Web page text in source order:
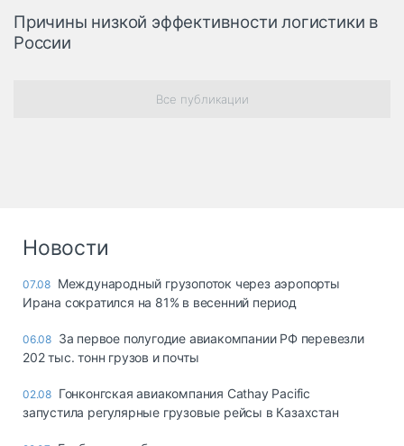
Причины низкой эффективности логистики в
России
Все публикации
Новости
07.08 Международный грузопоток через аэропорты
Ирана сократился на 81% в весенний период
06.08 За первое полугодие авиакомпании РФ перевезли
202 тыс. тонн грузов и почты
02.08 Гонконгская авиакомпания Cathay Pacific
запустила регулярные грузовые рейсы в Казахстан